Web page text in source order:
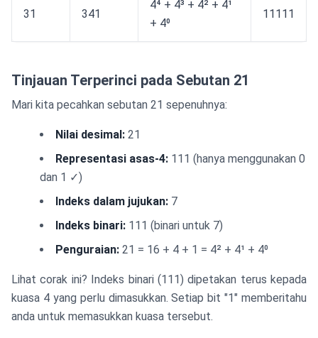
31 341
4⁴ + 4³ + 4² + 4¹
+ 4⁰
11111
Tinjauan Terperinci pada Sebutan 21
Mari kita pecahkan sebutan 21 sepenuhnya:
Nilai desimal: 21
Representasi asas-4: 111 (hanya menggunakan 0
dan 1 ✓)
Indeks dalam jujukan: 7
Indeks binari: 111 (binari untuk 7)
Penguraian: 21 = 16 + 4 + 1 = 4² + 4¹ + 4⁰
Lihat corak ini? Indeks binari (111) dipetakan terus kepada
kuasa 4 yang perlu dimasukkan. Setiap bit "1" memberitahu
anda untuk memasukkan kuasa tersebut.